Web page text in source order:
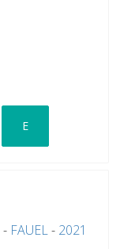
E
- FAUEL- 2021